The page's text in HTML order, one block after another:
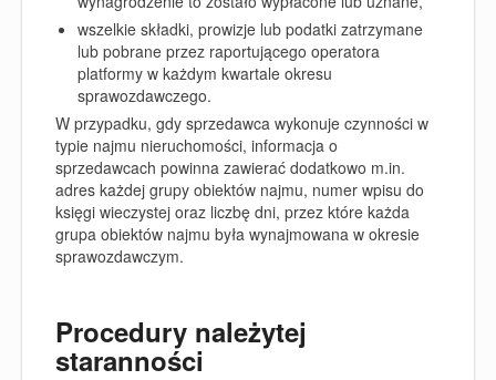
wszelkie składki, prowizje lub podatki zatrzymane
lub pobrane przez raportującego operatora
platformy w każdym kwartale okresu
sprawozdawczego.
W przypadku, gdy sprzedawca wykonuje czynności w
typie najmu nieruchomości, informacja o
sprzedawcach powinna zawierać dodatkowo m.in.
adres każdej grupy obiektów najmu, numer wpisu do
księgi wieczystej oraz liczbę dni, przez które każda
grupa obiektów najmu była wynajmowana w okresie
sprawozdawczym.
Procedury należytej
staranności